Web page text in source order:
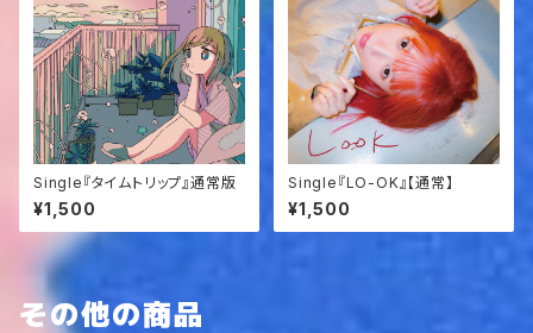
Single『タイムトリップ』通常版
¥1,500
Single『LO-OK』【通常】
¥1,500
その他の商品